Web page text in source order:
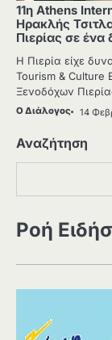
11η Athens
Ηρακλής
Πιερίας σε ένα
Η Πιερία είχε
Tourism & Culture
Ξενοδόχων
Ο Διάλογος 14
Αναζήτηση
Ροή